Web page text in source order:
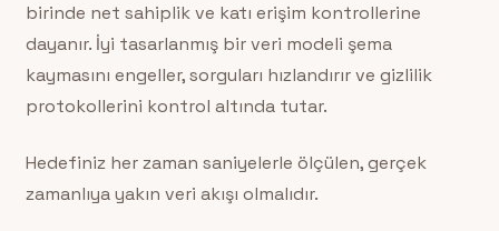
birinde net sahiplik ve katı erişim kontrollerine
dayanır. İyi tasarlanmış bir veri modeli şema
kaymasını engeller, sorguları hızlandırır ve gizlilik
protokollerini kontrol altında tutar.
Hedefiniz her zaman saniyelerle ölçülen, gerçek
zamanlıya yakın veri akışı olmalıdır.